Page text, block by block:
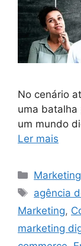
No cenário
uma batalha
um mundo
Ler mais
Tags
agência
Marketing,
marketing